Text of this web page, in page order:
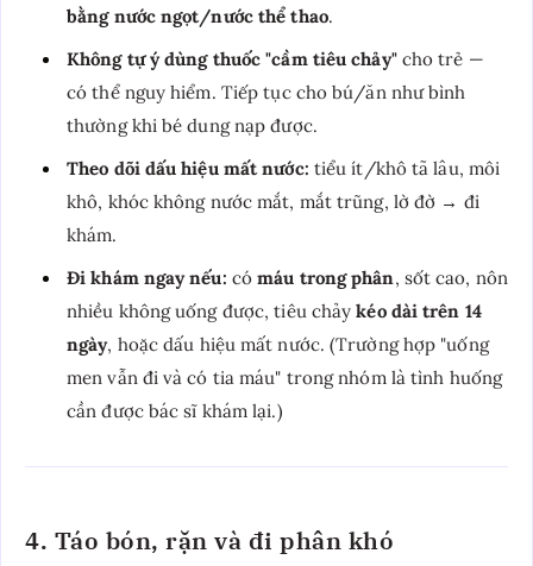
bằng nước ngọt/nước thể thao.
Không tự ý dùng thuốc "cầm tiêu chảy"cho trẻ —
có thể nguy hiểm. Tiếp tục cho bú/ăn như bình
thường khi bé dung nạp được.
Theo dõi dấu hiệu mất nước: tiểu ít/khô tã lâu, môi
khô, khóc không nước mắt, mắt trũng, lờ đờ → đi
khám.
Đi khám ngay nếu: cómáu trong phân, sốt cao, nôn
nhiều không uống được, tiêu chảykéo dài trên 14
ngày, hoặc dấu hiệu mất nước. (Trường hợp "uống
men vẫn đi và có tia máu" trong nhóm là tình huống
cần được bác sĩ khám lại.)
4. Táo bón, rặn và đi phân khó